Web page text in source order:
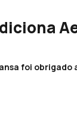
foi obrigado